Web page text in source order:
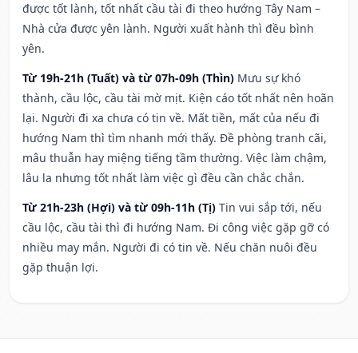
được tốt lành, tốt nhất cầu tài đi theo hướng Tây Nam –
Nhà cửa được yên lành. Người xuất hành thì đều bình
yên.
Từ 19h-21h (Tuất) và từ 07h-09h (Thìn) Mưu sự khó
thành, cầu lộc, cầu tài mờ mịt. Kiện cáo tốt nhất nên hoãn
lại. Người đi xa chưa có tin về. Mất tiền, mất của nếu đi
hướng Nam thì tìm nhanh mới thấy. Đề phòng tranh cãi,
mâu thuẫn hay miệng tiếng tầm thường. Việc làm chậm,
lâu la nhưng tốt nhất làm việc gì đều cần chắc chắn.
Từ 21h-23h (Hợi) và từ 09h-11h (Tị) Tin vui sắp tới, nếu
cầu lộc, cầu tài thì đi hướng Nam. Đi công việc gặp gỡ có
nhiều may mắn. Người đi có tin về. Nếu chăn nuôi đều
gặp thuận lợi.